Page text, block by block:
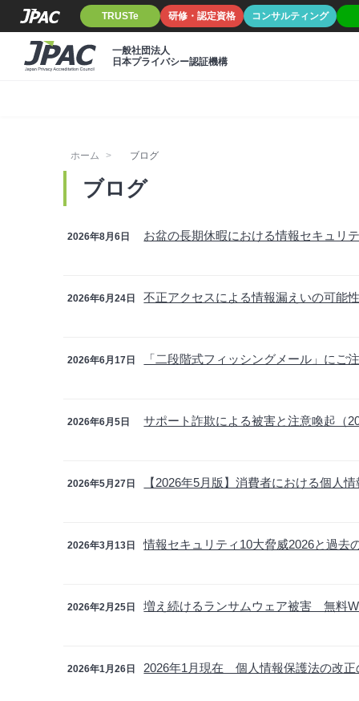
TRUSTe 研修・認定資格 コンサルティング
一般社団法人
日本プライバシー認証機構
ホーム ブログ
ブログ
2026年8月6日 お盆の長期休暇における情報セキュリ
2026年6月24日 不正アクセスによる情報漏えいの可能
2026年6月17日 「二段階式フィッシングメール」にご
2026年6月5日 サポート詐欺による被害と注意喚起（
2026年5月27日 【2026年5月版】消費者における個人
2026年3月13日 情報セキュリティ10大脅威2026と過去
2026年2月25日 増え続けるランサムウェア被害 無料
2026年1月26日 2026年1月現在 個人情報保護法の改正